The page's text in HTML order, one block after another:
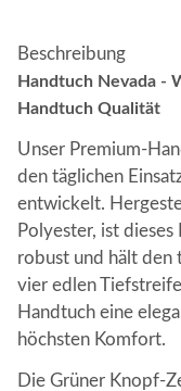
Beschreibung
Handtuch Nevada -
Handtuch Qualität
Unser Premium-
den täglichen
entwickelt.
Polyester, ist
robust und hält den
vier edlen
Handtuch eine
höchsten Komfort.
Die Grüner Knopf-